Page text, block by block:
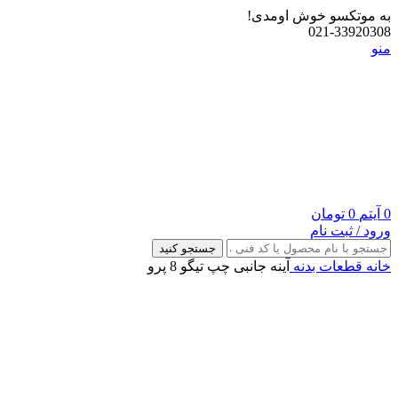
به موتکسو خوش اومدی!
021-33920308
منو
0 آیتم 0 تومان
ورود / ثبت نام
جستجو کنید
خانه قطعات بدنه آینه جانبی چپ تیگو 8 پرو